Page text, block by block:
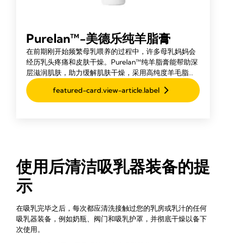
Purelan™-美德乐纯羊脂膏
在前期刚开始频繁母乳喂养的过程中，许多母乳妈妈会
经历乳头疼痛和皮肤干燥。Purelan™纯羊脂膏能帮助深
层滋润肌肤，助力缓解肌肤干燥，采用高纯度羊毛脂，
纯净又滋润。母婴均可使用，哺乳前无需擦拭。
featured-card.view-article.label
使用后清洁吸乳器装备的提
示
在吸乳完毕之后，每次都应清洗接触过您的乳房或乳汁的任何
吸乳器装备，例如奶瓶、阀门和吸乳护罩，并彻底干燥以备下
次使用。